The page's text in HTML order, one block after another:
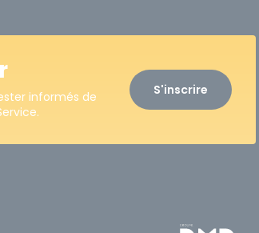
informés de
S'inscrire